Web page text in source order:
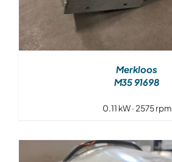
Merkloos
M35 91698
0.11 kW · 2575 rpm